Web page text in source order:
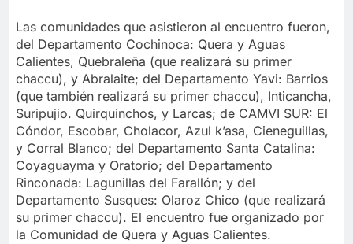
Las comunidades que asistieron al encuentro fueron,
del Departamento Cochinoca: Quera y Aguas
Calientes, Quebraleña (que realizará su primer
chaccu), y Abralaite; del Departamento Yavi: Barrios
(que también realizará su primer chaccu), Inticancha,
Suripujio. Quirquinchos, y Larcas; de CAMVI SUR: El
Cóndor, Escobar, Cholacor, Azul k’asa, Cieneguillas,
y Corral Blanco; del Departamento Santa Catalina:
Coyaguayma y Oratorio; del Departamento
Rinconada: Lagunillas del Farallón; y del
Departamento Susques: Olaroz Chico (que realizará
su primer chaccu). El encuentro fue organizado por
la Comunidad de Quera y Aguas Calientes.